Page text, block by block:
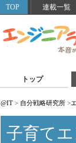
TOP 連載一覧
トップ
@IT > 自分戦略研究所 >
子育て